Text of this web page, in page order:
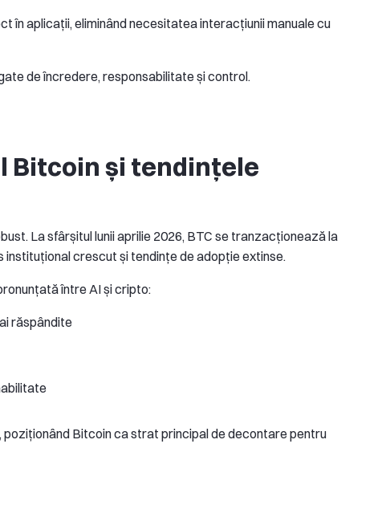
în aplicații, eliminând necesitatea interacțiunii manuale cu
de încredere, responsabilitate și control.
Bitcoin și tendințele
La sfârșitul lunii aprilie 2026, BTC se tranzacționează la
crescut și tendințe de adopție extinse.
între AI și cripto:
răspândite
Bitcoin ca strat principal de decontare pentru